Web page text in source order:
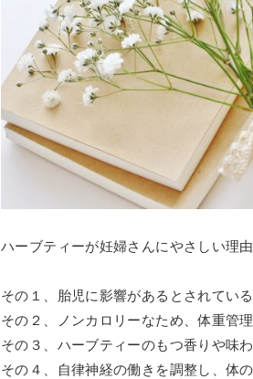
ハーブティーが妊婦さんにやさしい理
その１、胎児に影響があるとされてい
その２、ノンカロリーなため、体重管
その３、ハーブティーのもつ香りや味
その４、自律神経の働きを調整し、体